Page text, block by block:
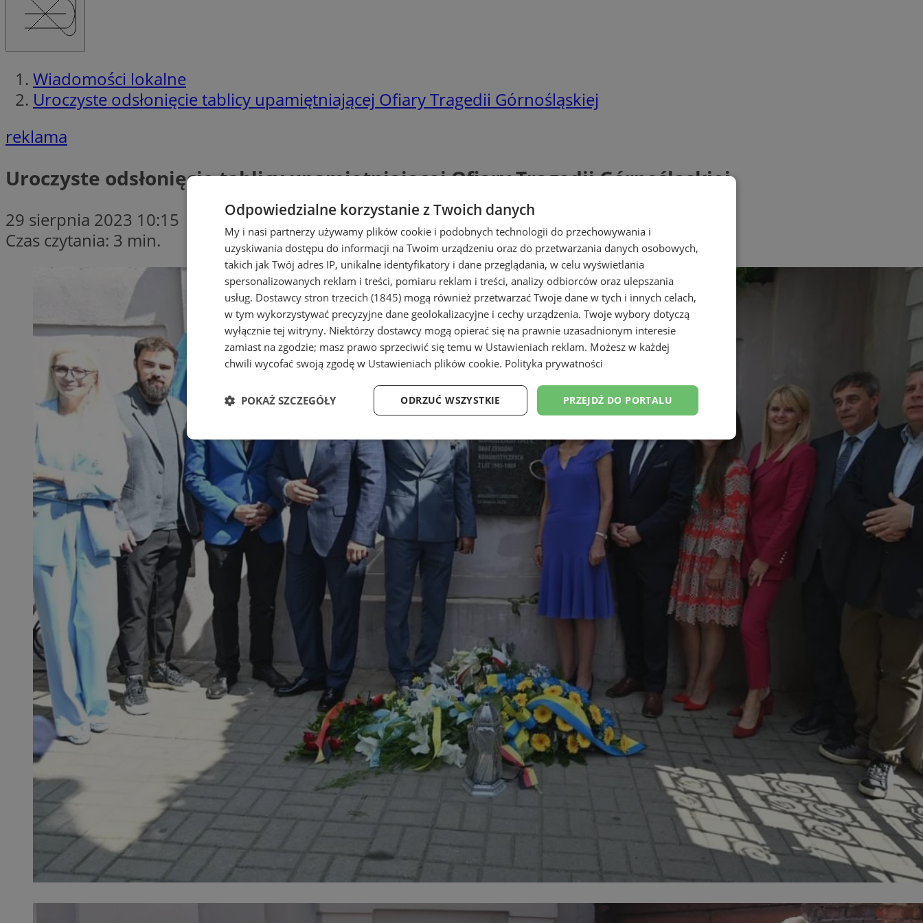
Wiadomości lokalne
Uroczyste odsłonięcie tablicy upamiętniającej Ofiary Tragedii Górnośląskiej
reklama
Uroczyste odsłonięcie tablicy upamiętniającej Ofiary Tragedii Górnośląskiej
29 sierpnia 2023 10:15
Czas czytania: 3 min.
Odpowiedzialne korzystanie z Twoich danych
My i nasi partnerzy używamy plików cookie i podobnych technologii do przechowywania i
uzyskiwania dostępu do informacji na Twoim urządzeniu oraz do przetwarzania danych osobowych,
takich jak Twój adres IP, unikalne identyfikatory i dane przeglądania, w celu wyświetlania
spersonalizowanych reklam i treści, pomiaru reklam i treści, analizy odbiorców oraz ulepszania
usług. Dostawcy stron trzecich (1845) mogą również przetwarzać Twoje dane w tych i innych celach,
w tym wykorzystywać precyzyjne dane geolokalizacyjne i cechy urządzenia. Twoje wybory dotyczą
wyłącznie tej witryny. Niektórzy dostawcy mogą opierać się na prawnie uzasadnionym interesie
zamiast na zgodzie; masz prawo sprzeciwić się temu w Ustawieniach reklam. Możesz w każdej
chwili wycofać swoją zgodę w Ustawieniach plików cookie. Polityka prywatności
PRZEJDŹ DO PORTALU
ODRZUĆ WSZYSTKIE
POKAŻ SZCZEGÓŁY
Niezbędne Wydajność Targetowanie Funkcjonalność Niesklasyfikowane
Niezbędne Wydajność Targetowanie Niesklasyfikowane
Niezbędne pliki cookie umożliwiają korzystanie z podstawowych funkcji strony internetowej, takich jak logowanie użytkownika i
zarządzanie kontem. Bez niezbędnych plików cookie nie można prawidłowo korzystać ze strony internetowej.
Nazwa Provider Domena
Okres
przechowywania
Opis
QeSessID
MvSessID
1 rok
Ten plik cookie przechowuje identyfikator sesji.
SessID
mojchorzow.pl 1 rok
Ten plik cookie przechowuje identyfikator sesji.
CookieScriptConsent
CookieScript
mojchorzow.pl
4 tygodnie 2 dni
Ten plik cookie jest używany przez usługę Cookie-
Script.com do zapamiętywania preferencji
dotyczących zgody użytkownika na pliki cookie.
Jest to konieczne, aby baner cookie Cookie-
Script.com działał poprawnie.
Cloudflare Inc.
.temu.com
29 minut 53
sekundy
Ten plik cookie służy do rozróżniania ludzi i
botów. Jest to korzystne dla strony internetowej,
ponieważ umożliwia tworzenie ważnych raportów
na temat korzystania z jej witryny internetowej.
VISITOR_PRIVACY_METADATA
YouTube
5 miesięcy 4
Ten plik cookie przechowuje informacje o zgodzie
użytkownika oraz jego preferencjach dotyczących
Rejestruje wybory dotyczące polityki prywatności
bh.contextweb.com
równoważenia obciążenia w celu optymalizacji
doświadczenia użytkownika.